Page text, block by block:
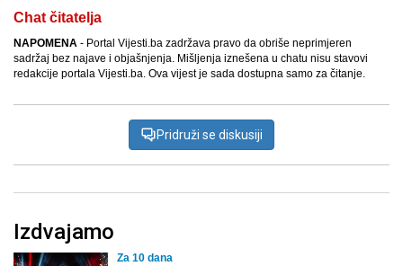
Chat čitatelja
NAPOMENA - Portal Vijesti.ba zadržava pravo da obriše neprimjeren
sadržaj bez najave i objašnjenja. Mišljenja iznešena u chatu nisu stavovi
redakcije portala Vijesti.ba. Ova vijest je sada dostupna samo za čitanje.
Pridruži se diskusiji
Izdvajamo
Za 10 dana